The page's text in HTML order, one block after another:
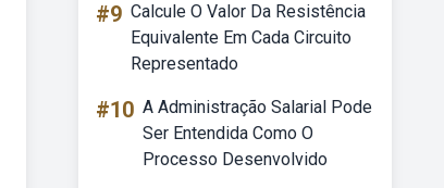
#9 Calcule O Valor Da Resistência
Equivalente Em Cada Circuito
Representado
#10 A Administração Salarial Pode
Ser Entendida Como O
Processo Desenvolvido